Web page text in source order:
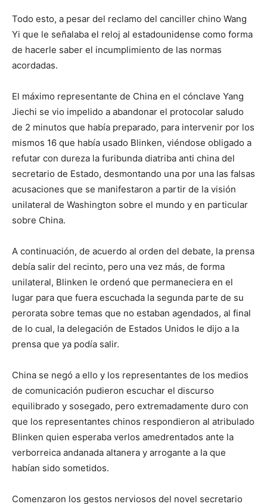
Todo esto, a pesar del reclamo del canciller chino Wang
Yi que le señalaba el reloj al estadounidense como forma
de hacerle saber el incumplimiento de las normas
acordadas.
El máximo representante de China en el cónclave Yang
Jiechi se vio impelido a abandonar el protocolar saludo
de 2 minutos que había preparado, para intervenir por los
mismos 16 que había usado Blinken, viéndose obligado a
refutar con dureza la furibunda diatriba anti china del
secretario de Estado, desmontando una por una las falsas
acusaciones que se manifestaron a partir de la visión
unilateral de Washington sobre el mundo y en particular
sobre China.
A continuación, de acuerdo al orden del debate, la prensa
debía salir del recinto, pero una vez más, de forma
unilateral, Blinken le ordenó que permaneciera en el
lugar para que fuera escuchada la segunda parte de su
perorata sobre temas que no estaban agendados, al final
de lo cual, la delegación de Estados Unidos le dijo a la
prensa que ya podía salir.
China se negó a ello y los representantes de los medios
de comunicación pudieron escuchar el discurso
equilibrado y sosegado, pero extremadamente duro con
que los representantes chinos respondieron al atribulado
Blinken quien esperaba verlos amedrentados ante la
verborreica andanada altanera y arrogante a la que
habían sido sometidos.
Comenzaron los gestos nerviosos del novel secretario